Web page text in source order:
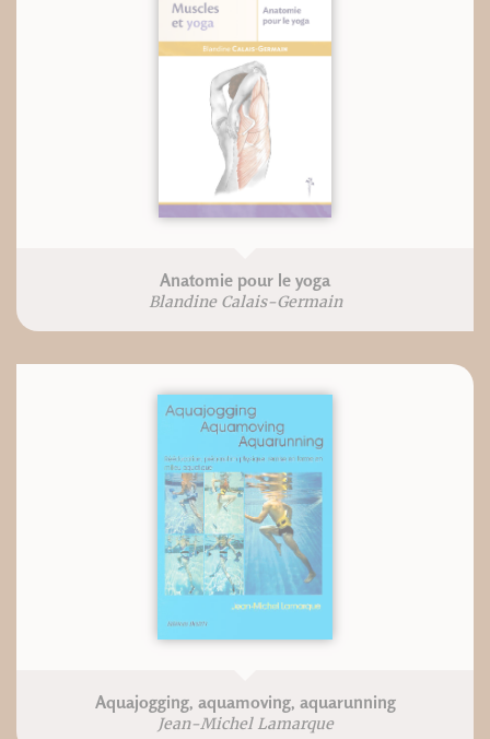
Anatomie pour le yoga
Blandine Calais-Germain
Aquajogging, aquamoving, aquarunning
Jean-Michel Lamarque